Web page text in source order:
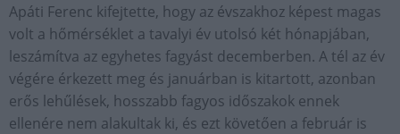
Apáti Ferenc kifejtette, hogy az évszakhoz képest magas
volt a hőmérséklet a tavalyi év utolsó két hónapjában,
leszámítva az egyhetes fagyást decemberben. A tél az év
végére érkezett meg és januárban is kitartott, azonban
erős lehűlések, hosszabb fagyos időszakok ennek
ellenére nem alakultak ki, és ezt követően a február is